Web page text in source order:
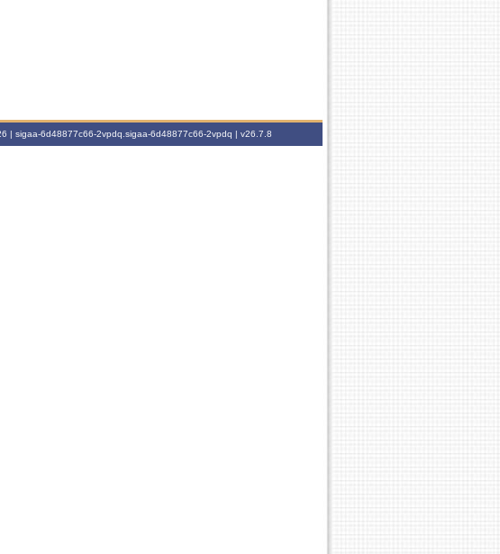
| sigaa-6d48877c66-2vpdq.sigaa-6d48877c66-2vpdq | v26.7.8